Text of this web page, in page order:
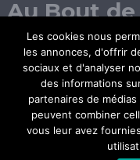
Au Bout
Les cookies nous
les annonces, d'offrir
sociaux et d'analyser
des informations
partenaires de
peuvent combiner
vous leur avez